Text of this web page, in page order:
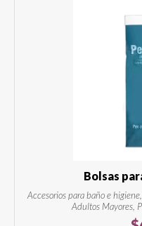
Bolsas
Accesorios para baño e
Adultos Mayores,